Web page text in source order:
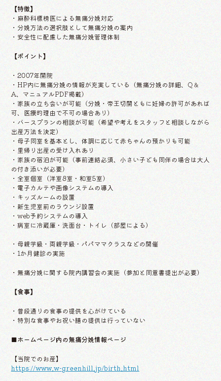
【特徴】
・麻酔科標榜医による無痛分娩対応
・分娩方法の選択肢として無痛分娩の案内
・安全性に配慮した無痛分娩管理体制
【ポイント】
・2007年開院
・HP内に無痛分娩の情報が充実している（無痛分娩の詳細、Q＆
A、マニュアルPDF掲載）
・家族の立ち会いが可能（分娩・帝王切開ともに妊婦の許可があれば
可、医療的理由で不可の場合あり）
・バースプランの相談が可能（希望や考えをスタッフと相談しながら
出産方法を決定）
・母子同室を基本とし、体調に応じて赤ちゃんの預かりも可能
・里帰り出産の受け入れあり
・家族の宿泊が可能（事前連絡必須、小さい子ども同伴の場合は大人
の付き添いが必要）
・全室個室（洋室8室・和室5室）
・電子カルテや画像システムの導入
・キッズルームの設置
・新生児室前のラウンジ設置
・web予約システムの導入
・病室に冷蔵庫・洗面台・トイレ（部屋による）
・母親学級・両親学級・パパママクラスなどの開催
・1か月健診の実施
・無痛分娩に関する院内講習会の実施（参加と同意書提出が必要）
【食事】
・普段通りの食事の提供を心がけている
・特別な食事やお祝い膳の提供は行っていない
■ホームページ内の無痛分娩情報ページ
【当院でのお産】
https://www.w-greenhill.jp/birth.html